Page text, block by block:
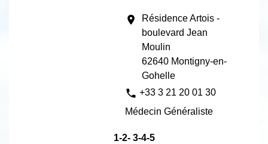
location_on
Résidence Artois -
boulevard Jean
Moulin
62640 Montigny-en-
Gohelle
phone +33 3 21 20 01 30
Médecin Généraliste
1-2- 3-4-5